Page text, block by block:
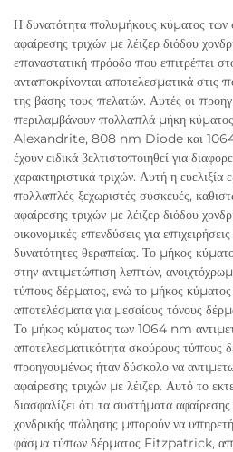
Η δυνατότητα πολυμήκους κύματος
αφαίρεσης τριχών με λέιζερ διόδου
επαναστατική πρόοδο που επιτρέπει
ανταποκρίνονται αποτελεσματικά στις
της βάσης τους πελατών. Αυτές οι
περιλαμβάνουν πολλαπλά μήκη
Alexandrite, 808 nm Diode και
έχουν ειδικά βελτιστοποιηθεί για
χαρακτηριστικά τριχών. Αυτή η ευελιξία
πολλαπλές ξεχωριστές συσκευές,
αφαίρεσης τριχών με λέιζερ διόδου
οικονομικές επενδύσεις για
δυνατότητες θεραπείας. Το μήκος
στην αντιμετώπιση λεπτών,
τύπους δέρματος, ενώ το μήκος
αποτελέσματα για μεσαίους τόνους
Το μήκος κύματος των 1064 nm
αποτελεσματικότητα σκούρους τύπους
προηγουμένως ήταν δύσκολο να
αφαίρεσης τριχών με λέιζερ. Αυτό το
διασφαλίζει ότι τα συστήματα
χονδρικής πώλησης μπορούν να
φάσμα τύπων δέρματος Fitzpatrick,